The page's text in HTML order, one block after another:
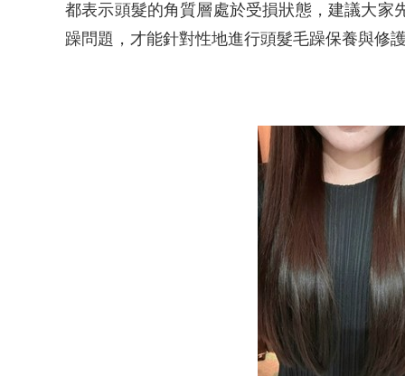
都表示頭髮的角質層處於受損狀態，建議大家
躁問題，才能針對性地進行頭髮毛躁保養與修